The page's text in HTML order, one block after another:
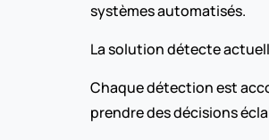
systèmes automatisés.
La solution détecte
Chaque détection est
prendre des décisions